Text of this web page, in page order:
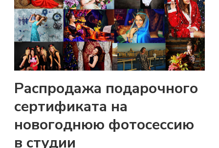
Распродажа подарочного
сертификата на
новогоднюю фотосессию
в студии